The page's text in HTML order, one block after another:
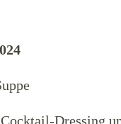
Dressing